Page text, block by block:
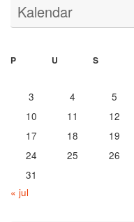
Kalendar
P
U S
3
4 5
10
11 12
17
18 19
24
25 26
31
« jul